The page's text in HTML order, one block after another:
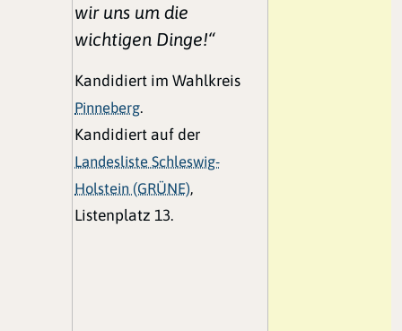
wir uns um die
wichtigen Dinge!“
Kandidiert im Wahlkreis
Pinneberg.
Kandidiert auf der
Landesliste Schleswig-
Holstein (GRÜNE),
Listenplatz 13.